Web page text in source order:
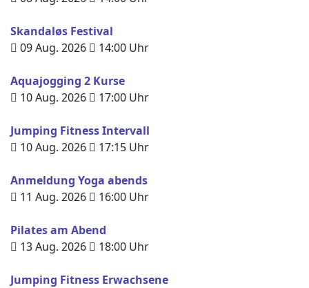
Skandaløs Festival
09 Aug. 2026
14:00 Uhr
Aquajogging 2 Kurse
10 Aug. 2026
17:00 Uhr
Jumping Fitness Intervall
10 Aug. 2026
17:15 Uhr
Anmeldung Yoga abends
11 Aug. 2026
16:00 Uhr
Pilates am Abend
13 Aug. 2026
18:00 Uhr
Jumping Fitness Erwachsene